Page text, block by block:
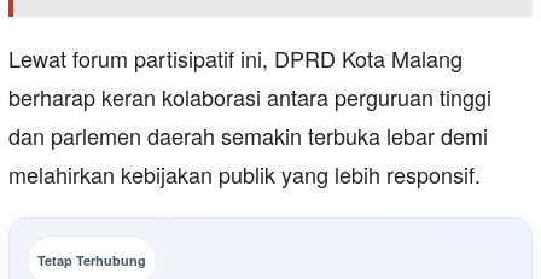
Lewat forum partisipatif ini, DPRD Kota Malang
berharap keran kolaborasi antara perguruan tinggi
dan parlemen daerah semakin terbuka lebar demi
melahirkan kebijakan publik yang lebih responsif.
Tetap Terhubung